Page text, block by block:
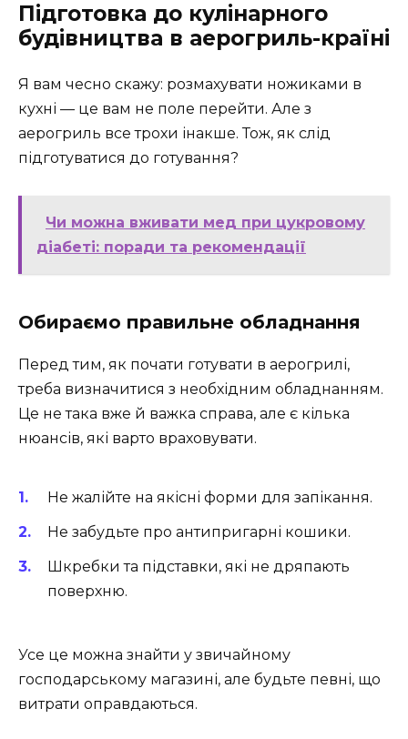
Підготовка до кулінарного
будівництва в аерогриль-країні
Я вам чесно скажу: розмахувати ножиками в
кухні — це вам не поле перейти. Але з
аерогриль все трохи інакше. Тож, як слід
підготуватися до готування?
Чи можна вживати мед при цукровому
діабеті: поради та рекомендації
Обираємо правильне обладнання
Перед тим, як почати готувати в аерогрилі,
треба визначитися з необхідним обладнанням.
Це не така вже й важка справа, але є кілька
нюансів, які варто враховувати.
Не жалійте на якісні форми для запікання.
Не забудьте про антипригарні кошики.
Шкребки та підставки, які не дряпають
поверхню.
Усе це можна знайти у звичайному
господарському магазині, але будьте певні, що
витрати оправдаються.